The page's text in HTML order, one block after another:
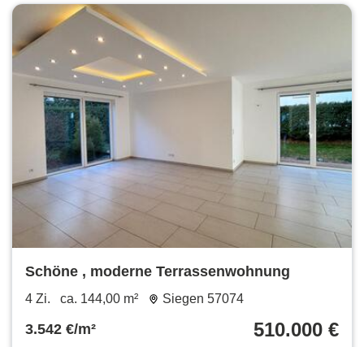
Schöne , moderne Terrassenwohnung
4 Zi. ca. 144,00 m² Siegen 57074
3.542 €/m² 510.000 €